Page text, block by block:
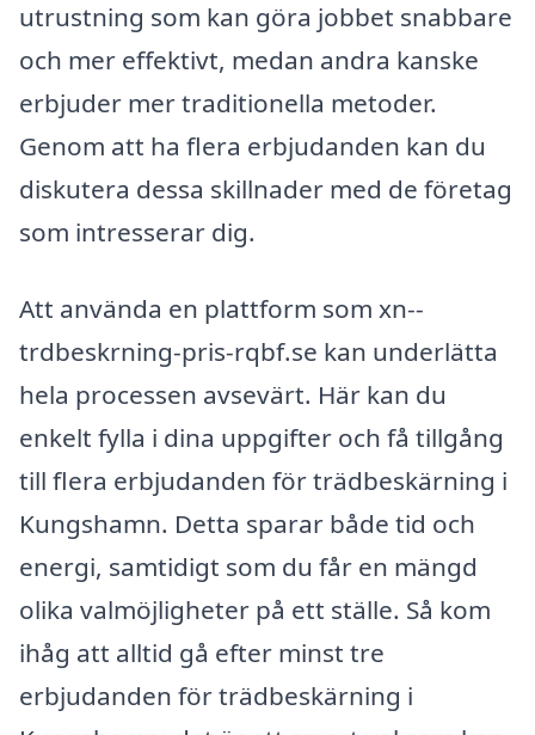
utrustning som kan göra jobbet snabbare
och mer effektivt, medan andra kanske
erbjuder mer traditionella metoder.
Genom att ha flera erbjudanden kan du
diskutera dessa skillnader med de företag
som intresserar dig.
Att använda en plattform som xn--
trdbeskrning-pris-rqbf.se kan underlätta
hela processen avsevärt. Här kan du
enkelt fylla i dina uppgifter och få tillgång
till flera erbjudanden för trädbeskärning i
Kungshamn. Detta sparar både tid och
energi, samtidigt som du får en mängd
olika valmöjligheter på ett ställe. Så kom
ihåg att alltid gå efter minst tre
erbjudanden för trädbeskärning i